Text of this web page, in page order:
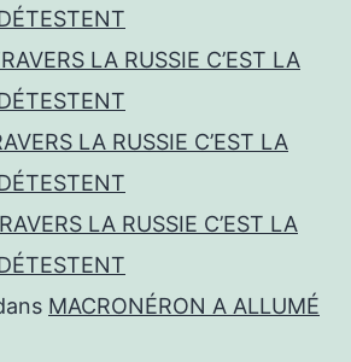
LA RUSSIE C’EST LA
LA RUSSIE C’EST LA
LA RUSSIE C’EST LA
MACRONÉRON A ALLUMÉ